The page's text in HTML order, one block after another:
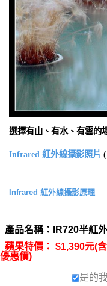
選擇有山、有水、有雲的
Infrared 紅外線攝影照片
Infrared 紅外線攝影原理
產品名稱：IR720半紅
蘋果特價： $1,390元(
優惠價)
是的